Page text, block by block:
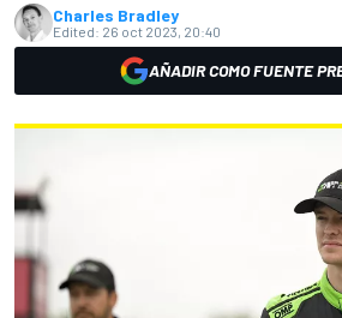
Charles Bradley
Edited: 26 oct 2023, 20:40
AÑADIR COMO FUENTE